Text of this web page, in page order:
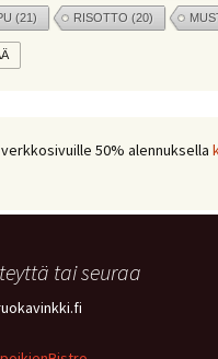
(21) RISOTTO (20)
(17) PAPRIKA (17)
50% alennuksella
tai seuraa